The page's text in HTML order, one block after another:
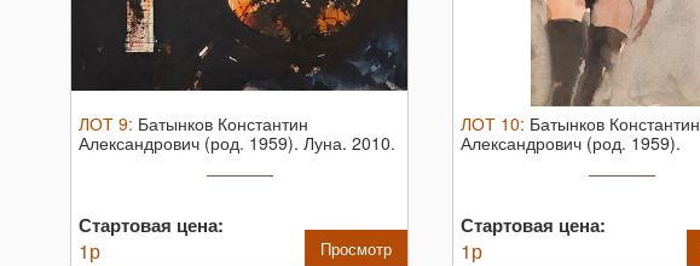
ЛОТ 9: Батынков Константин
Александрович (род. 1959). Луна. 2010.
Стартовая цена:
1р Просмотр
ЛОТ 10: Батынков Константин
Александрович (род. 1959).
Стартовая цена:
1р